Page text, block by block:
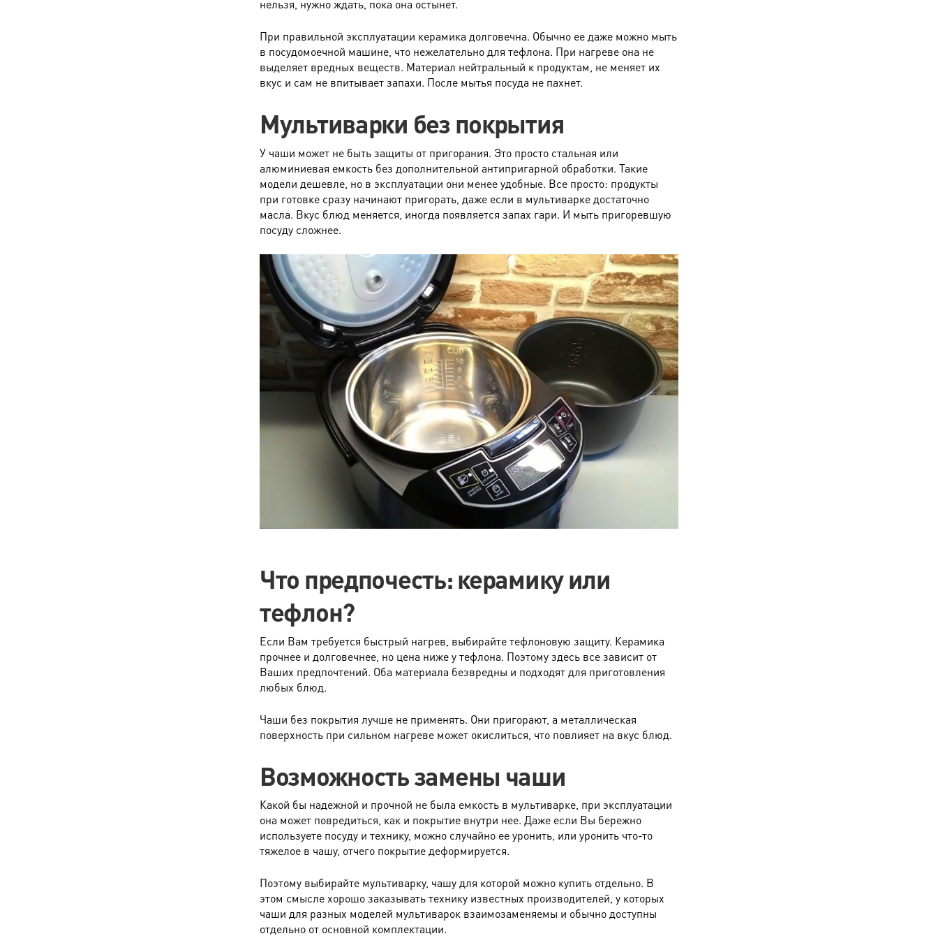
нельзя, нужно ждать, пока она остынет.
При правильной эксплуатации керамика долговечна. Обычно ее даже можно мыть
в посудомоечной машине, что нежелательно для тефлона. При нагреве она не
выделяет вредных веществ. Материал нейтральный к продуктам, не меняет их
вкус и сам не впитывает запахи. После мытья посуда не пахнет.
Мультиварки без покрытия
У чаши может не быть защиты от пригорания. Это просто стальная или
алюминиевая емкость без дополнительной антипригарной обработки. Такие
модели дешевле, но в эксплуатации они менее удобные. Все просто: продукты
при готовке сразу начинают пригорать, даже если в мультиварке достаточно
масла. Вкус блюд меняется, иногда появляется запах гари. И мыть пригоревшую
посуду сложнее.
Что предпочесть: керамику или
тефлон?
Если Вам требуется быстрый нагрев, выбирайте тефлоновую защиту. Керамика
прочнее и долговечнее, но цена ниже у тефлона. Поэтому здесь все зависит от
Ваших предпочтений. Оба материала безвредны и подходят для приготовления
любых блюд.
Чаши без покрытия лучше не применять. Они пригорают, а металлическая
поверхность при сильном нагреве может окислиться, что повлияет на вкус блюд.
Возможность замены чаши
Какой бы надежной и прочной не была емкость в мультиварке, при эксплуатации
она может повредиться, как и покрытие внутри нее. Даже если Вы бережно
используете посуду и технику, можно случайно ее уронить, или уронить что-то
тяжелое в чашу, отчего покрытие деформируется.
Поэтому выбирайте мультиварку, чашу для которой можно купить отдельно. В
этом смысле хорошо заказывать технику известных производителей, у которых
чаши для разных моделей мультиварок взаимозаменяемы и обычно доступны
отдельно от основной комплектации.